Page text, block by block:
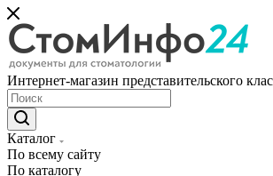
Интернет-магазин представительского
Каталог
По всему сайту
По каталогу